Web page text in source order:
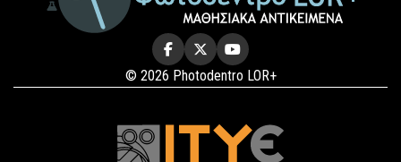
© 2026 Photodentro LOR+